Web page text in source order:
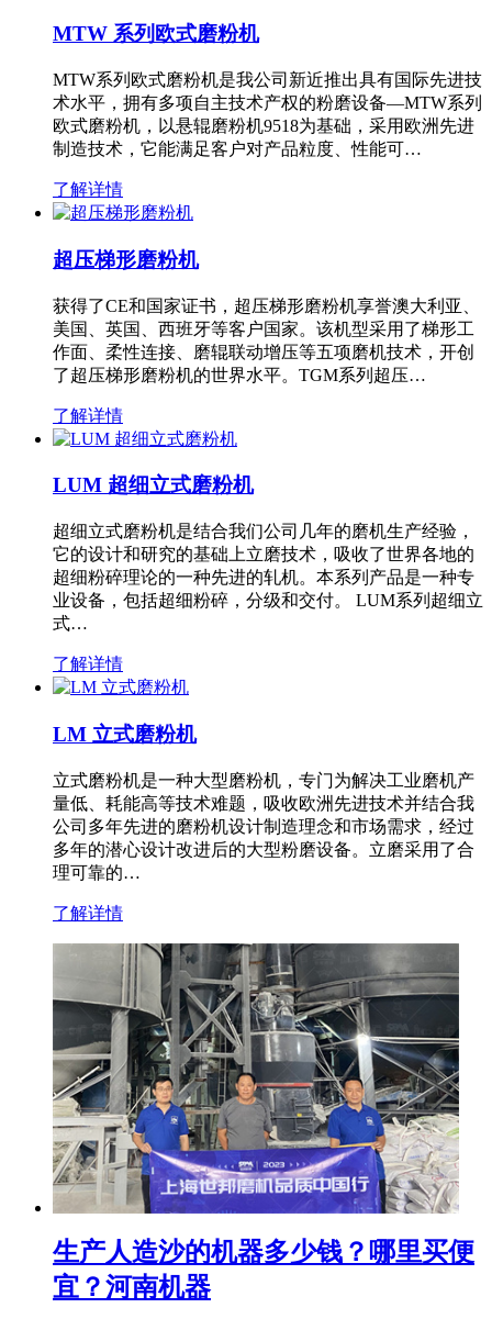
MTW 系列欧式磨粉机
MTW系列欧式磨粉机是我公司新近推出具有国际先进技
术水平，拥有多项自主技术产权的粉磨设备—MTW系列
欧式磨粉机，以悬辊磨粉机9518为基础，采用欧洲先进
制造技术，它能满足客户对产品粒度、性能可…
了解详情
超压梯形磨粉机
获得了CE和国家证书，超压梯形磨粉机享誉澳大利亚、
美国、英国、西班牙等客户国家。该机型采用了梯形工
作面、柔性连接、磨辊联动增压等五项磨机技术，开创
了超压梯形磨粉机的世界水平。TGM系列超压…
了解详情
LUM 超细立式磨粉机
超细立式磨粉机是结合我们公司几年的磨机生产经验，
它的设计和研究的基础上立磨技术，吸收了世界各地的
超细粉碎理论的一种先进的轧机。本系列产品是一种专
业设备，包括超细粉碎，分级和交付。 LUM系列超细立
式…
了解详情
LM 立式磨粉机
立式磨粉机是一种大型磨粉机，专门为解决工业磨机产
量低、耗能高等技术难题，吸收欧洲先进技术并结合我
公司多年先进的磨粉机设计制造理念和市场需求，经过
多年的潜心设计改进后的大型粉磨设备。立磨采用了合
理可靠的…
了解详情
生产人造沙的机器多少钱？哪里买便
宜？河南机器